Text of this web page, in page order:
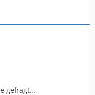
gefragt...